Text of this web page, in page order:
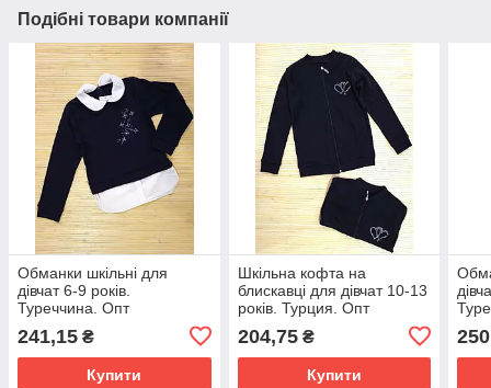
Подібні товари компанії
Обманки шкільні для
дівчат 6-9 років.
Туреччина. Опт
241,15 ₴
Купити
Шкільна кофта на
блискавці для дівчат 10-13
років. Турция. Опт
204,75₴
Купити